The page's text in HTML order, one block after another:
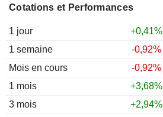
Cotations et Performances
1 jour
+0,41%
1 semaine
-0,92%
Mois en cours
-0,92%
1 mois
+3,68%
3 mois
+2,94%